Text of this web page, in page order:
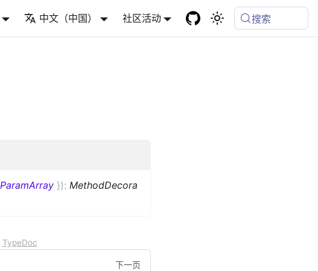
中文（中国） 社区活动 搜索
}): MethodDecora
TypeDoc
下一页